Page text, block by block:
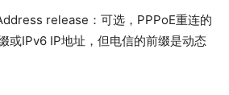
release：可选，PPPoE重连的
或IPv6 IP地址，但电信的前缀是动态